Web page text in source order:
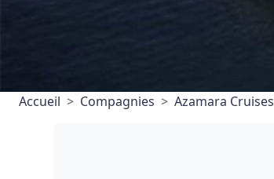
Accueil Compagnies Azamara Cruises